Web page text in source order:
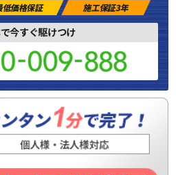
低価格保証 施工保証3年
今すぐ駆けつけ